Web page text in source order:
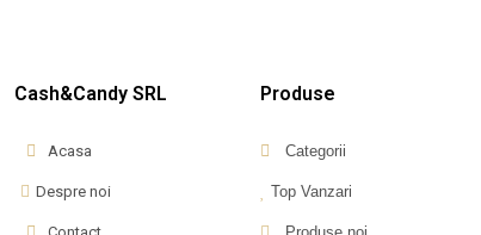
Cash&Candy SRL
Acasa
Despre noi
Produse
Categorii
Top Vanzari